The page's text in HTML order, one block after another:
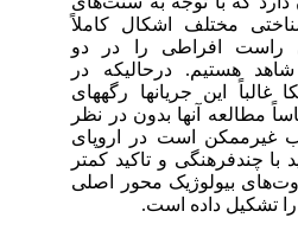
مختلف اشکال کاملاً
راست افراطی را در دو
شاهد هستیم. درحالی­که در
غالباً این جریان­ها رگه­های
مطالعه آنها بدون در نظر
غیرممکن است در اروپای
چندفرهنگی و تاکید کمتر
بیولوژیک محور اصلی
تشکیل داده است.